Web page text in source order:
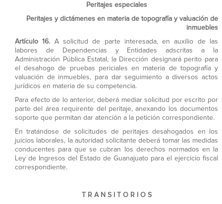
Peritajes especiales
Peritajes y dictámenes en materia de topografía y valuación de
inmuebles
Artículo 16. A solicitud de parte interesada, en auxilio de las
labores de Dependencias y Entidades adscritas a la
Administración Pública Estatal, la Dirección designará perito para
el desahogo de pruebas periciales en materia de topografía y
valuación de inmuebles, para dar seguimiento a diversos actos
jurídicos en materia de su competencia.
Para efecto de lo anterior, deberá mediar solicitud por escrito por
parte del área requirente del peritaje, anexando los documentos
soporte que permitan dar atención a la petición correspondiente.
En tratándose de solicitudes de peritajes desahogados en los
juicios laborales, la autoridad solicitante deberá tomar las medidas
conducentes para que se cubran los derechos normados en la
Ley de Ingresos del Estado de Guanajuato para el ejercicio fiscal
correspondiente.
T R A N S I T O R I O S